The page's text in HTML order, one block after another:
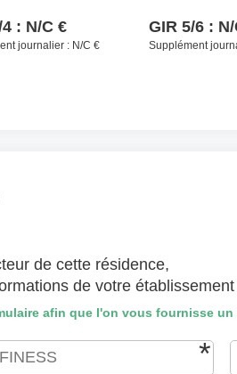
J'accepte les CGU (https://
ENVOYER
: N/C €
journalier : N/C €
GIR 5/6 :
Supplément
de cette résidence,
de votre
afin que l'on vous fournisse un